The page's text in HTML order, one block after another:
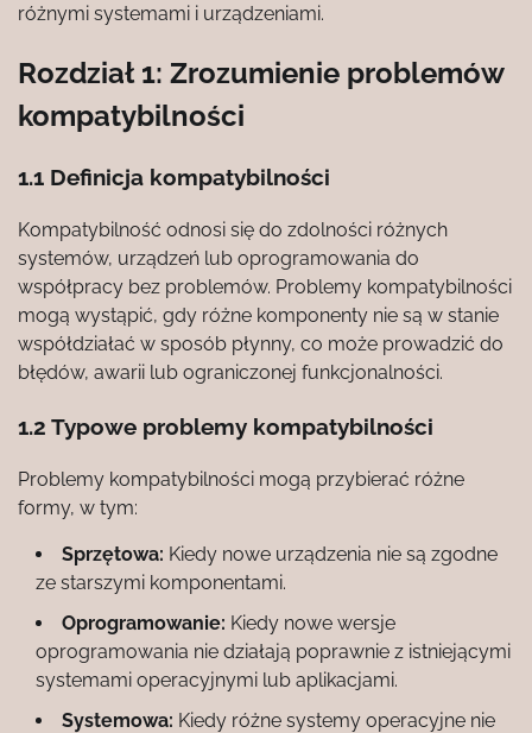
różnymi systemami i urządzeniami.
Rozdział 1: Zrozumienie problemów
kompatybilności
1.1 Definicja kompatybilności
Kompatybilność odnosi się do zdolności różnych
systemów, urządzeń lub oprogramowania do
współpracy bez problemów. Problemy kompatybilności
mogą wystąpić, gdy różne komponenty nie są w stanie
współdziałać w sposób płynny, co może prowadzić do
błędów, awarii lub ograniczonej funkcjonalności.
1.2 Typowe problemy kompatybilności
Problemy kompatybilności mogą przybierać różne
formy, w tym:
Sprzętowa: Kiedy nowe urządzenia nie są zgodne
ze starszymi komponentami.
Oprogramowanie: Kiedy nowe wersje
oprogramowania nie działają poprawnie z istniejącymi
systemami operacyjnymi lub aplikacjami.
Systemowa: Kiedy różne systemy operacyjne nie